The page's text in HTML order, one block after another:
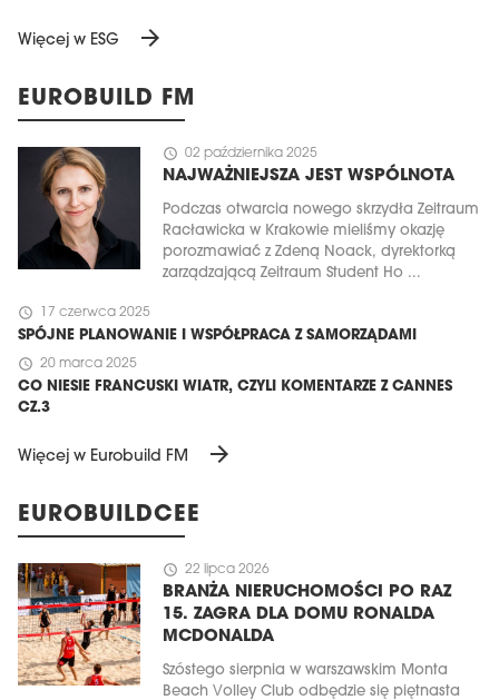
Więcej w ESG arrow_forward
EUROBUILD FM
schedule 02 października 2025
NAJWAŻNIEJSZA JEST WSPÓLNOTA
Podczas otwarcia nowego skrzydła Zeitraum
Racławicka w Krakowie mieliśmy okazję
porozmawiać z Zdeną Noack, dyrektorką
zarządzającą Zeitraum Student Ho ...
schedule 17 czerwca 2025
SPÓJNE PLANOWANIE I WSPÓŁPRACA Z SAMORZĄDAMI
schedule 20 marca 2025
CO NIESIE FRANCUSKI WIATR, CZYLI KOMENTARZE Z CANNES
CZ.3
Więcej w Eurobuild FM arrow_forward
EUROBUILDCEE
schedule 22 lipca 2026
BRANŻA NIERUCHOMOŚCI PO RAZ
15. ZAGRA DLA DOMU RONALDA
MCDONALDA
Szóstego sierpnia w warszawskim Monta
Beach Volley Club odbędzie się piętnasta